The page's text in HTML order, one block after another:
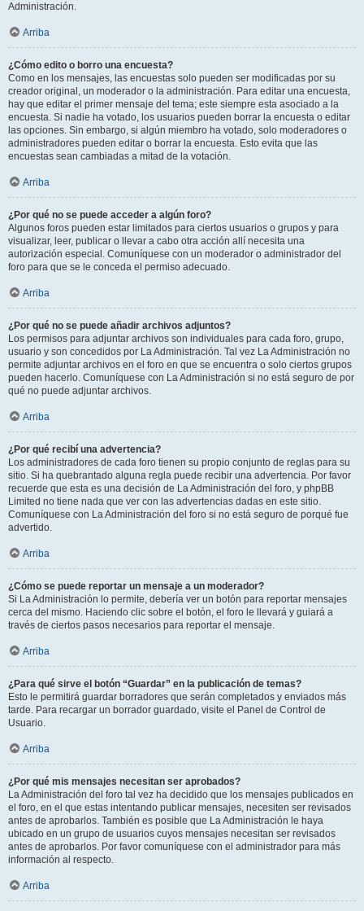
Administración.
Arriba
¿Cómo edito o borro una encuesta?
Como en los mensajes, las encuestas solo pueden ser modificadas por su
creador original, un moderador o la administración. Para editar una encuesta,
hay que editar el primer mensaje del tema; este siempre esta asociado a la
encuesta. Si nadie ha votado, los usuarios pueden borrar la encuesta o editar
las opciones. Sin embargo, si algún miembro ha votado, solo moderadores o
administradores pueden editar o borrar la encuesta. Esto evita que las
encuestas sean cambiadas a mitad de la votación.
Arriba
¿Por qué no se puede acceder a algún foro?
Algunos foros pueden estar limitados para ciertos usuarios o grupos y para
visualizar, leer, publicar o llevar a cabo otra acción allí necesita una
autorización especial. Comuníquese con un moderador o administrador del
foro para que se le conceda el permiso adecuado.
Arriba
¿Por qué no se puede añadir archivos adjuntos?
Los permisos para adjuntar archivos son individuales para cada foro, grupo,
usuario y son concedidos por La Administración. Tal vez La Administración no
permite adjuntar archivos en el foro en que se encuentra o solo ciertos grupos
pueden hacerlo. Comuníquese con La Administración si no está seguro de por
qué no puede adjuntar archivos.
Arriba
¿Por qué recibí una advertencia?
Los administradores de cada foro tienen su propio conjunto de reglas para su
sitio. Si ha quebrantado alguna regla puede recibir una advertencia. Por favor
recuerde que esta es una decisión de La Administración del foro, y phpBB
Limited no tiene nada que ver con las advertencias dadas en este sitio.
Comuníquese con La Administración del foro si no está seguro de porqué fue
advertido.
Arriba
¿Cómo se puede reportar un mensaje a un moderador?
Si La Administración lo permite, debería ver un botón para reportar mensajes
cerca del mismo. Haciendo clic sobre el botón, el foro le llevará y guiará a
través de ciertos pasos necesarios para reportar el mensaje.
Arriba
¿Para qué sirve el botón “Guardar” en la publicación de temas?
Esto le permitirá guardar borradores que serán completados y enviados más
tarde. Para recargar un borrador guardado, visite el Panel de Control de
Usuario.
Arriba
¿Por qué mis mensajes necesitan ser aprobados?
La Administración del foro tal vez ha decidido que los mensajes publicados en
el foro, en el que estas intentando publicar mensajes, necesiten ser revisados
antes de aprobarlos. También es posible que La Administración le haya
ubicado en un grupo de usuarios cuyos mensajes necesitan ser revisados
antes de aprobarlos. Por favor comuníquese con el administrador para más
información al respecto.
Arriba